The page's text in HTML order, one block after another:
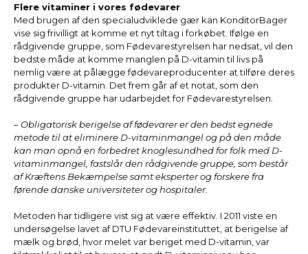
Flere vitaminer i vores fødevarer
Med brugen af den specialudviklede gær kan KonditorBager
vise sig frivilligt at komme et nyt tiltag i forkøbet. Ifølge en
rådgivende gruppe, som Fødevarestyrelsen har nedsat, vil den
bedste måde at komme manglen på D-vitamin til livs på
nemlig være at pålægge fødevareproducenter at tilføre deres
produkter D-vitamin. Det frem går af et notat, som den
rådgivende gruppe har udarbejdet for Fødevarestyrelsen.
– Obligatorisk berigelse af fødevarer er den bedst egnede
metode til at eliminere D-vitaminmangel og på den måde
kan man opnå en forbedret knoglesundhed for folk med D-
vitaminmangel, fastslår den rådgivende gruppe, som består
af Kræftens Bekæmpelse samt eksperter og forskere fra
førende danske universiteter og hospitaler.
Metoden har tidligere vist sig at være effektiv. I 2011 viste en
undersøgelse lavet af DTU Fødevareinstituttet, at berigelse af
mælk og brød, hvor melet var beriget med D-vitamin, var